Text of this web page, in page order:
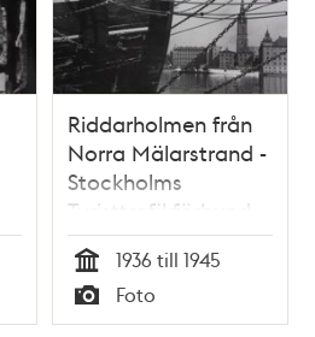
Riddarholmen från
Norra Mälarstrand -
Stockholms
Turisttrafikförbund
Tid
1936 till 1945
Typ
Foto